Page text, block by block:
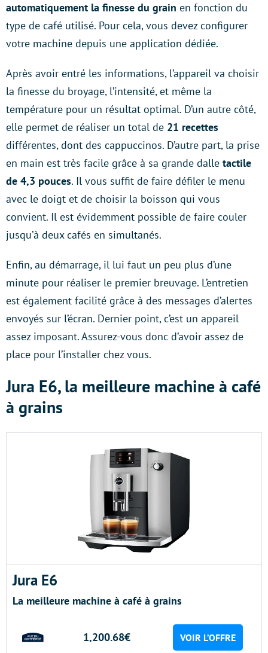
automatiquement la finesse du grain en fonction du
type de café utilisé. Pour cela, vous devez configurer
votre machine depuis une application dédiée.
Après avoir entré les informations, l’appareil va choisir
la finesse du broyage, l’intensité, et même la
température pour un résultat optimal. D’un autre côté,
elle permet de réaliser un total de 21 recettes
différentes, dont des cappuccinos. D’autre part, la prise
en main est très facile grâce à sa grande dalle tactile
de 4,3 pouces. Il vous suffit de faire défiler le menu
avec le doigt et de choisir la boisson qui vous
convient. Il est évidemment possible de faire couler
jusqu’à deux cafés en simultanés.
Enfin, au démarrage, il lui faut un peu plus d’une
minute pour réaliser le premier breuvage. L’entretien
est également facilité grâce à des messages d’alertes
envoyés sur l’écran. Dernier point, c’est un appareil
assez imposant. Assurez-vous donc d’avoir assez de
place pour l’installer chez vous.
Jura E6, la meilleure machine à café
à grains
Jura E6
La meilleure machine à café à grains
1,200.68€ VOIR L’OFFRE